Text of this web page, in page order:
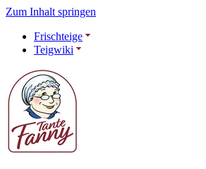
Zum Inhalt springen
Frischteige
Teigwiki